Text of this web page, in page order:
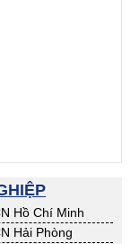
Hồ Chí Minh
Hải Phòng